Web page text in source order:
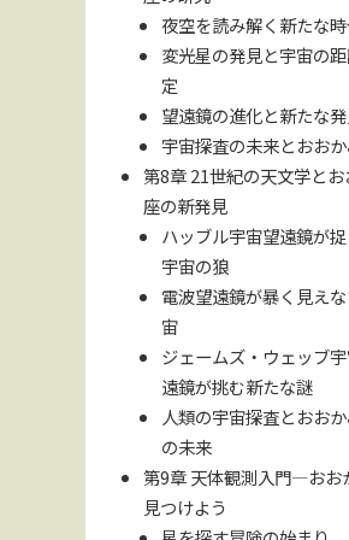
夜空を読み解く新たな
変光星の発見と宇宙の
定
望遠鏡の進化と新たな
宇宙探査の未来とおお
第8章 21世紀の天文学と
座の新発見
ハッブル宇宙望遠鏡が
宇宙の狼
電波望遠鏡が暴く見え
宙
ジェームズ・ウェッブ
遠鏡が挑む新たな謎
人類の宇宙探査とおお
の未来
第9章 天体観測入門—おお
見つけよう